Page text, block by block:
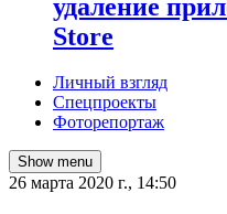
удаление
Store
Личный взгляд
Спецпроекты
Фоторепортаж
Show menu
26 марта 2020 г., 14:50